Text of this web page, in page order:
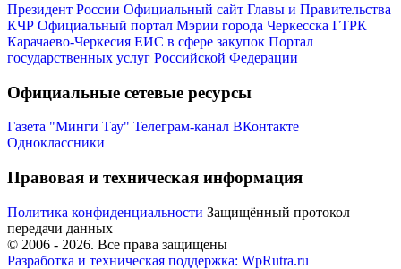
Президент России Официальный сайт Главы и Правительства
КЧР Официальный портал Мэрии города Черкесска ГТРК
Карачаево-Черкесия ЕИС в сфере закупок Портал
государственных услуг Российской Федерации
Официальные сетевые ресурсы
Газета "Минги Тау" Телеграм-канал ВКонтакте
Одноклассники
Правовая и техническая информация
Политика конфиденциальности Защищённый протокол
передачи данных
© 2006 - 2026. Все права защищены
Разработка и техническая поддержка: WpRutra.ru